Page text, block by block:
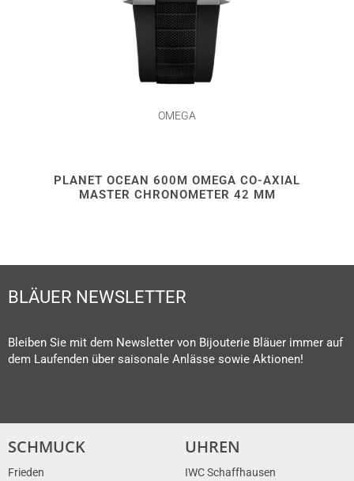
OMEGA
PLANET OCEAN 600M OMEGA CO-AXIAL
MASTER CHRONOMETER 42 MM
BLÄUER NEWSLETTER
Bleiben Sie mit dem Newsletter von Bijouterie Bläuer immer auf
dem Laufenden über saisonale Anlässe sowie Aktionen!
SCHMUCK
Frieden
UHREN
IWC Schaffhausen